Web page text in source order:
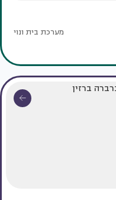
מערכת בית ונוי